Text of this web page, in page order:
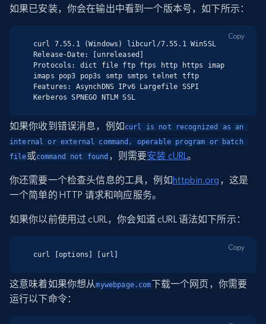
如果已安装，你会在输出中看到一个版本号，如下所示：
curl 7.55.1 (Windows) libcurl/7.55.1 WinSSL
Release-Date: [unreleased]
Protocols: dict file ftp ftps http https imap
imaps pop3 pop3s smtp smtps telnet tftp
Features: AsynchDNS IPv6 Largefile SSPI
Kerberos SPNEGO NTLM SSL
Copy
如果你收到错误消息，例如 curl is not recognized as an
internal or external command, operable program or batch
file或command not found ，则需要安装 cURL。
你还需要一个检查头信息的工具，例如 httpbin.org ，这是
一个简单的 HTTP 请求和响应服务。
如果你以前使用过 cURL，你会知道 cURL 语法如下所示：
curl [options] [url]
Copy
这意味着如果你想从mywebpage.com下载一个网页，你需要
运行以下命令：